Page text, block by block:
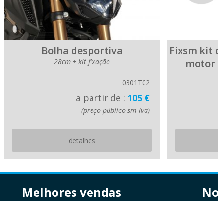
Bolha desportiva
28cm + kit fixação
0301T02
a partir de : 105 €
(preço público sm iva)
detalhes
Fixsm kit
motor
melhores vendas